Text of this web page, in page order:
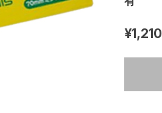
¥1,210